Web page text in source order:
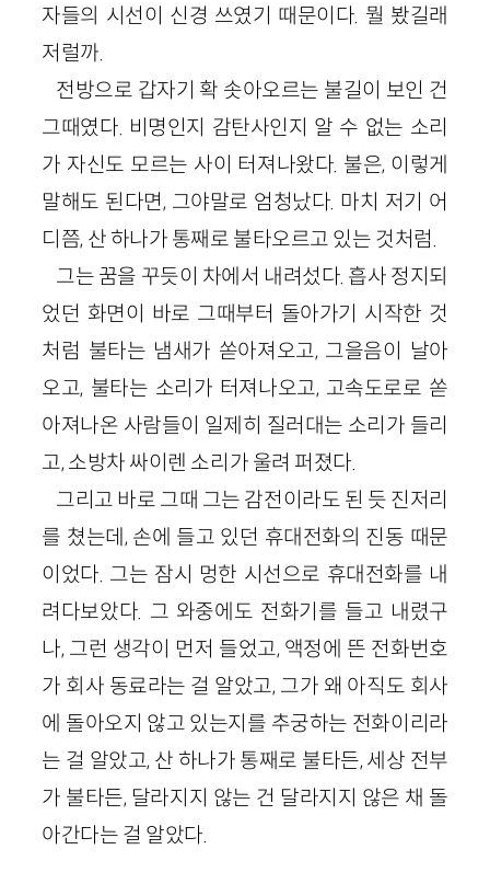
자들의 시선이 신경 쓰였기 때문이다. 뭘 봤길래
저럴까.
전방으로 갑자기 확 솟아오르는 불길이 보인 건
그때였다. 비명인지 감탄사인지 알 수 없는 소리
가 자신도 모르는 사이 터져나왔다. 불은, 이렇게
말해도 된다면, 그야말로 엄청났다. 마치 저기 어
디쯤, 산 하나가 통째로 불타오르고 있는 것처럼.
그는 꿈을 꾸듯이 차에서 내려섰다. 흡사 정지되
었던 화면이 바로 그때부터 돌아가기 시작한 것
처럼 불타는 냄새가 쏟아져오고, 그을음이 날아
오고, 불타는 소리가 터져나오고, 고속도로로 쏟
아져나온 사람들이 일제히 질러대는 소리가 들리
고, 소방차 싸이렌 소리가 울려 퍼졌다.
그리고 바로 그때 그는 감전이라도 된 듯 진저리
를 쳤는데, 손에 들고 있던 휴대전화의 진동 때문
이었다. 그는 잠시 멍한 시선으로 휴대전화를 내
려다보았다. 그 와중에도 전화기를 들고 내렸구
나, 그런 생각이 먼저 들었고, 액정에 뜬 전화번호
가 회사 동료라는 걸 알았고, 그가 왜 아직도 회사
에 돌아오지 않고 있는지를 추궁하는 전화이리라
는 걸 알았고, 산 하나가 통째로 불타든, 세상 전부
가 불타든, 달라지지 않는 건 달라지지 않은 채 돌
아간다는 걸 알았다.